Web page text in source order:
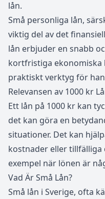
lån.
Små personliga lån,
viktig del av det
lån erbjuder en snabb
kortfristiga ekonomiska
praktiskt verktyg för
Relevansen av 1000 kr
Ett lån på 1000 kr kan
det kan göra en
situationer. Det kan
kostnader eller
exempel när lönen är
Vad Är Små Lån?
Små lån i Sverige, ofta